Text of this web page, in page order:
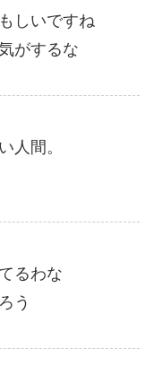
しいですね
がするな
人間。
るわな
う